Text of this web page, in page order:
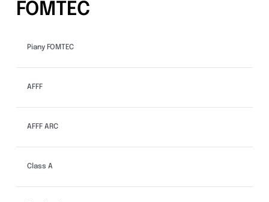
FOMTEC
Piany FOMTEC
AFFF
AFFF ARC
Class A